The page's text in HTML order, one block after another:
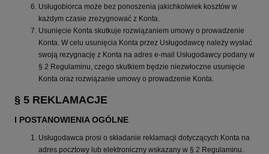
Usługobiorca może bez ponoszenia jakichkolwiek kosztów w
każdym czasie zrezygnować z Konta.
Usunięcie Konta skutkuje rozwiązaniem umowy o prowadzenie
Konta. W celu usunięcia Konta przez Usługodawcę należy wysłać
swoją rezygnację z Konta na adres e-mail Usługodawcy podany w
§ 2 Regulaminu, czego skutkiem będzie niezwłoczne usunięcie
Konta oraz rozwiązanie umowy o prowadzenie Konta.
§ 5 REKLAMACJE
I POSTANOWIENIA OGÓLNE
Usługodawca prosi o składanie reklamacji dotyczących Konta na
adres pocztowy lub elektroniczny wskazany w § 2 Regulaminu.